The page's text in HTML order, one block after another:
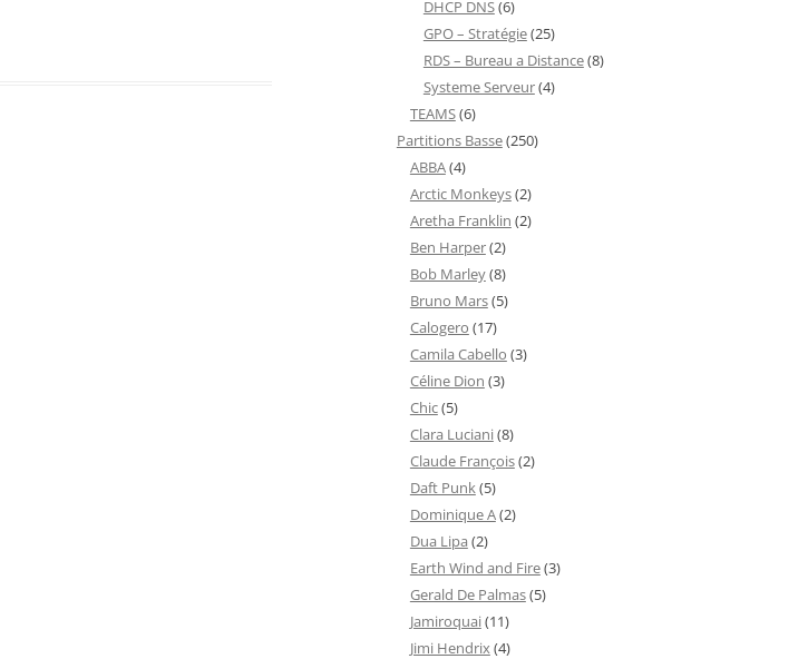
DHCP DNS(6)
GPO – Stratégie(25)
RDS – Bureau a Distance(8)
Systeme Serveur(4)
TEAMS(6)
Partitions Basse(250)
ABBA(4)
Arctic Monkeys(2)
Aretha Franklin (2)
Ben Harper(2)
Bob Marley(8)
Bruno Mars(5)
Calogero (17)
Camila Cabello (3)
Céline Dion (3)
Chic(5)
Clara Luciani(8)
Claude François(2)
Daft Punk(5)
Dominique A(2)
Dua Lipa (2)
Earth Wind and Fire(3)
Gerald De Palmas(5)
Jamiroquai(11)
Jimi Hendrix(4)